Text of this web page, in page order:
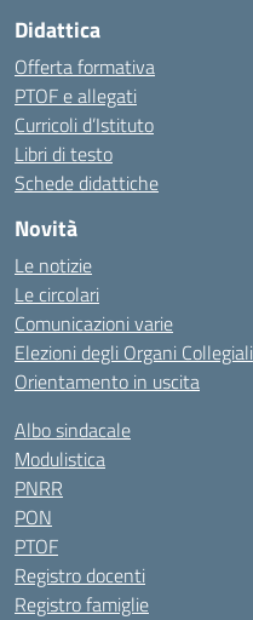
Didattica
Offerta formativa
PTOF e allegati
Curricoli d’Istituto
Libri di testo
Schede didattiche
Novità
Le notizie
Le circolari
Comunicazioni varie
Elezioni degli Organi Collegiali
Orientamento in uscita
Albo sindacale
Modulistica
PNRR
PON
PTOF
Registro docenti
Registro famiglie